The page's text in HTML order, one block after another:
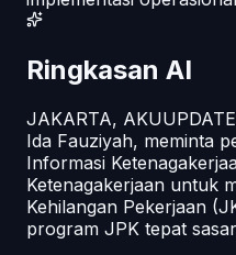
Ringkasan AI
JAKARTA,
Ida Fauziyah, meminta
Informasi
Ketenagakerjaan untuk
Kehilangan Pekerjaan
program JPK tepat